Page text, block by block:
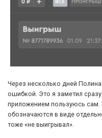
Через несколько дней
ошибкой. Это я заметил
приложением пользуюсь
обозначаются в виде
тоже «не выигрывал».